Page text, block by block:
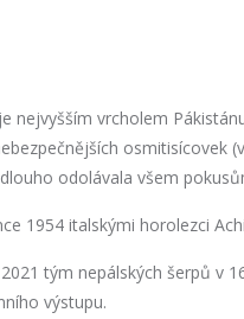
nejvyšším vrcholem
osmitisícovek
odolávala všem
1954 italskými horolezci
tým nepálských šerpů v
výstupu.